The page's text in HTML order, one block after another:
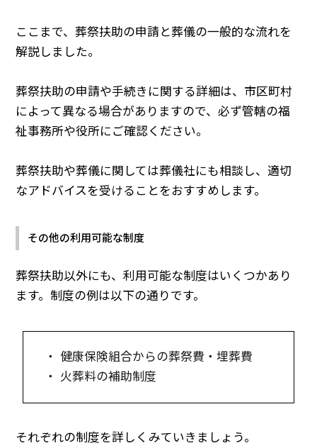
ここまで、葬祭扶助の申請と葬儀の一般的な流れを
解説しました。
葬祭扶助の申請や手続きに関する詳細は、市区町村
によって異なる場合がありますので、必ず管轄の福
祉事務所や役所にご確認ください。
葬祭扶助や葬儀に関しては葬儀社にも相談し、適切
なアドバイスを受けることをおすすめします。
その他の利用可能な制度
葬祭扶助以外にも、利用可能な制度はいくつかあり
ます。制度の例は以下の通りです。
・ 健康保険組合からの葬祭費・埋葬費
・ 火葬料の補助制度
それぞれの制度を詳しくみていきましょう。